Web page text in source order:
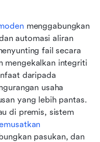
menggabungkan
automasi aliran
fail secara
mengekalkan integriti
daripada
usaha
yang lebih pantas.
di premis, sistem
pasukan, dan